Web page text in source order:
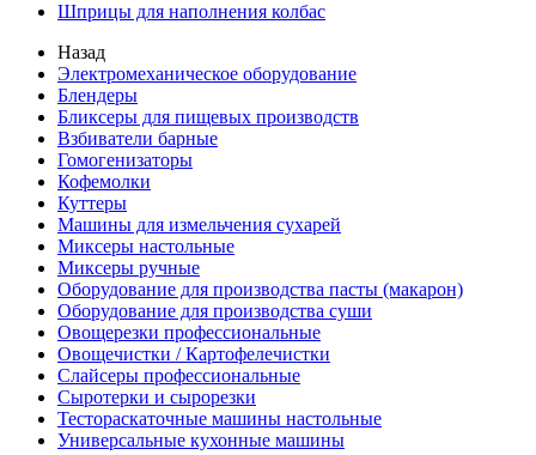
Шприцы для наполнения колбас
Назад
Электромеханическое оборудование
Блендеры
Бликсеры для пищевых производств
Взбиватели барные
Гомогенизаторы
Кофемолки
Куттеры
Машины для измельчения сухарей
Миксеры настольные
Миксеры ручные
Оборудование для производства пасты (макарон)
Оборудование для производства суши
Овощерезки профессиональные
Овощечистки / Картофелечистки
Слайсеры профессиональные
Сыротерки и сырорезки
Тестораскаточные машины настольные
Универсальные кухонные машины